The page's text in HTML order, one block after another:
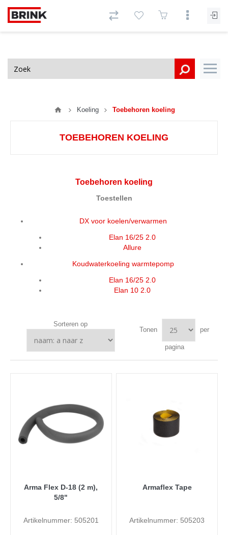
Koeling Toebehoren koeling
TOEBEHOREN KOELING
Toebehoren koeling
Toestellen
DX voor koelen/verwarmen
Elan 16/25 2.0
Allure
Koudwaterkoeling warmtepomp
Elan 16/25 2.0
Elan 10 2.0
Sorteren op
Tonen per
pagina
Arma Flex D-18 (2 m),
5/8"
Artikelnummer: 505201
Armaflex Tape
Artikelnummer: 505203